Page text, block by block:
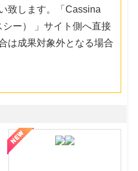
致します。「Cassina
ー） 」サイト側へ直接
は成果対象外となる場合